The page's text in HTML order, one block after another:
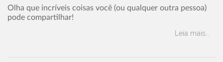
Olha que incríveis coisas você (ou qualquer outra pessoa)
pode compartilhar!
Leia mais...